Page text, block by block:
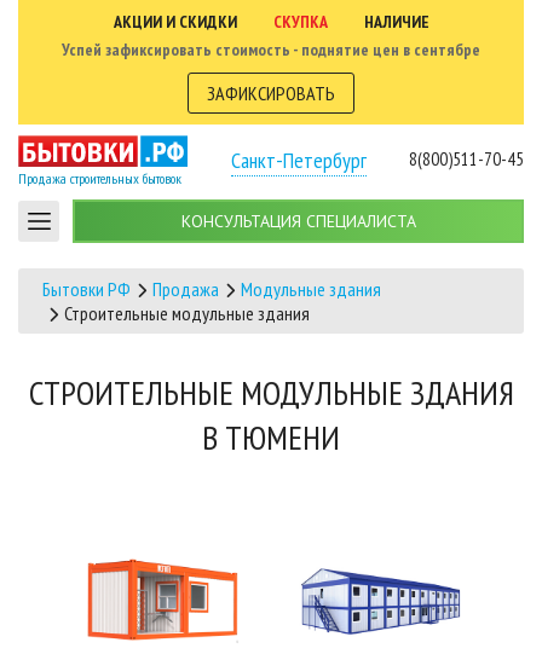
АКЦИИ И СКИДКИ СКУПКА
НАЛИЧИЕ
Успей зафиксировать стоимость - поднятие цен в сентябре
ЗАФИКСИРОВАТЬ
Продажа строительных бытовок
Санкт-Петербург 8(800)511-70-45
КОНСУЛЬТАЦИЯ СПЕЦИАЛИСТА
Бытовки РФ Продажа
Модульные здания
Строительные модульные здания
СТРОИТЕЛЬНЫЕ МОДУЛЬНЫЕ ЗДАНИЯ
В ТЮМЕНИ